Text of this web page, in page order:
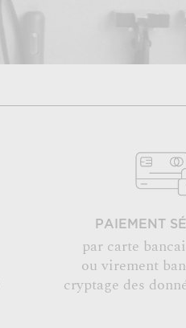
PAIEMENT
par carte
ou virement
cryptage des